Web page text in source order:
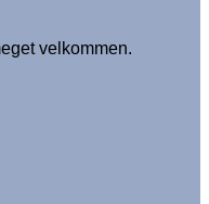
velkommen.